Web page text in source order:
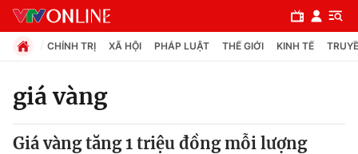
Chuyên mục
CHÍNH TRỊ XÃ HỘI PHÁP LUẬT THẾ GIỚI KINH TẾ
giá vàng
Giá vàng tăng 1 triệu đồng mỗi lượng